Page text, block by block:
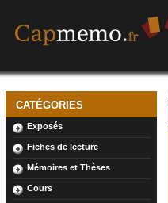
CATÉGORIES
Exposés
Fiches de lecture
Mémoires et Thèses
Cours